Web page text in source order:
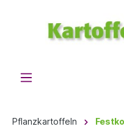
Pflanzkartoffeln